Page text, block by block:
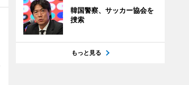
韓国警察、サッカー協会を
捜索
もっと見る